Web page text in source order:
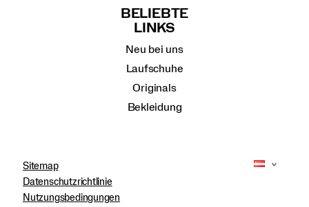
BELIEBTE
LINKS
Neu bei uns
Laufschuhe
Originals
Bekleidung
Sitemap
Datenschutzrichtlinie
Nutzungsbedingungen